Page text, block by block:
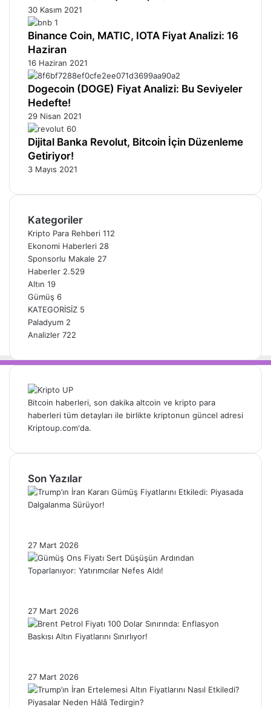
30 Kasım 2021
Binance Coin, MATIC, IOTA Fiyat Analizi: 16
Haziran
16 Haziran 2021
Dogecoin (DOGE) Fiyat Analizi: Bu Seviyeler
Hedefte!
29 Nisan 2021
Dijital Banka Revolut, Bitcoin İçin Düzenleme
Getiriyor!
3 Mayıs 2021
Kategoriler
Kripto Para Rehberi 112
Ekonomi Haberleri 28
Sponsorlu Makale 27
Haberler 2.529
Altın 19
Gümüş 6
KATEGORİSİZ 5
Paladyum 2
Analizler 722
Bitcoin haberleri, son dakika altcoin ve kripto para
haberleri tüm detayları ile birlikte kriptonun güncel adresi
Kriptoup.com'da.
Son Yazılar
27 Mart 2026
27 Mart 2026
27 Mart 2026